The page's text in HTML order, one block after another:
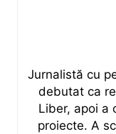
Jurnalistă cu
debutat ca
Liber, apoi a
proiecte. A